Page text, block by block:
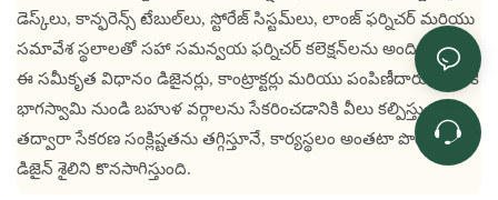
డెస్క్‌లు, కాన్ఫరెన్స్ టేబుల్‌లు, స్టోరేజ్ సిస్టమ్‌లు, లాంజ్ ఫర్నిచర్ మరియు
సమావేశ స్థలాలతో సహా సమన్వయ ఫర్నిచర్ కలెక్షన్‌లను అందిస్తాము.
ఈ సమీకృత విధానం డిజైనర్లు, కాంట్రాక్టర్లు మరియు పంపిణీదారులకు ఒకే
భాగస్వామి నుండి బహుళ వర్గాలను సేకరించడానికి వీలు కల్పిస్తుంది,
తద్వారా సేకరణ సంక్లిష్టతను తగ్గిస్తూనే, కార్యస్థలం అంతటా పొందికైన
డిజైన్ శైలిని కొనసాగిస్తుంది.